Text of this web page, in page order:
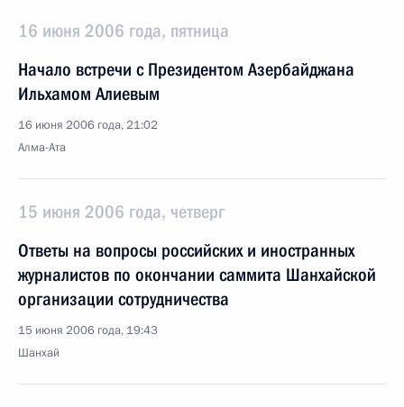
16 июня 2006 года, пятница
Начало встречи с Президентом Азербайджана
Ильхамом Алиевым
16 июня 2006 года, 21:02
Алма-Ата
15 июня 2006 года, четверг
Ответы на вопросы российских и иностранных
журналистов по окончании саммита Шанхайской
организации сотрудничества
15 июня 2006 года, 19:43
Шанхай